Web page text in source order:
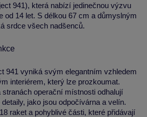
941), která nabízí jedinečnou výzvu
od 14 let. S délkou 67 cm a důmyslným
srdce všech nadšenců.
941 vyniká svým elegantním vzhledem
interiérem, který lze prozkoumat.
operační místnosti odhalují
jako jsou odpočívárna a velín.
raket a pohyblivé části, které přidávají